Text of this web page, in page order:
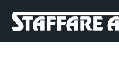
Staffare AB